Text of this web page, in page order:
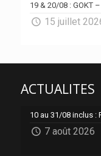
19 & 20/08 : GOKT
15 juillet
ACTUALITES
10 au 31/08 inclus :
7 août 2026